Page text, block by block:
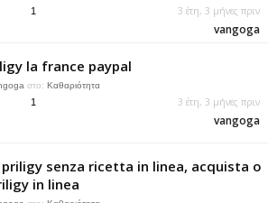
1 3 έτη, 3 μήνες πριν
vangoga
la france paypal
στο: Καθαριότητα
1 3 έτη, 3 μήνες πριν
vangoga
senza ricetta in linea, acquista o
in linea